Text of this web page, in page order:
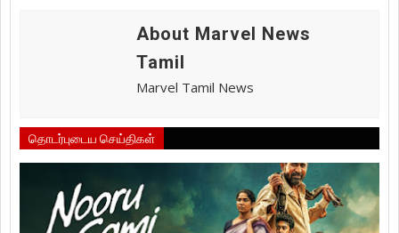
About Marvel News
Tamil
Marvel Tamil News
தொடர்புடைய செய்திகள்